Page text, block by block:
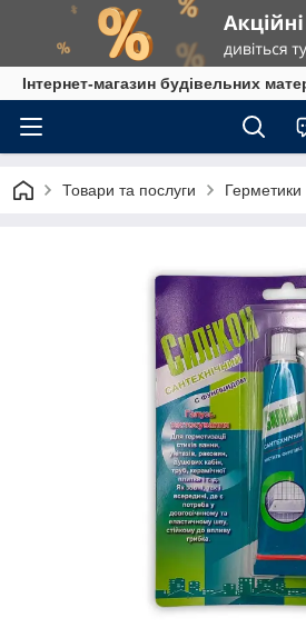
Інтернет-магазин будівельних
Товари та послуги Герметики